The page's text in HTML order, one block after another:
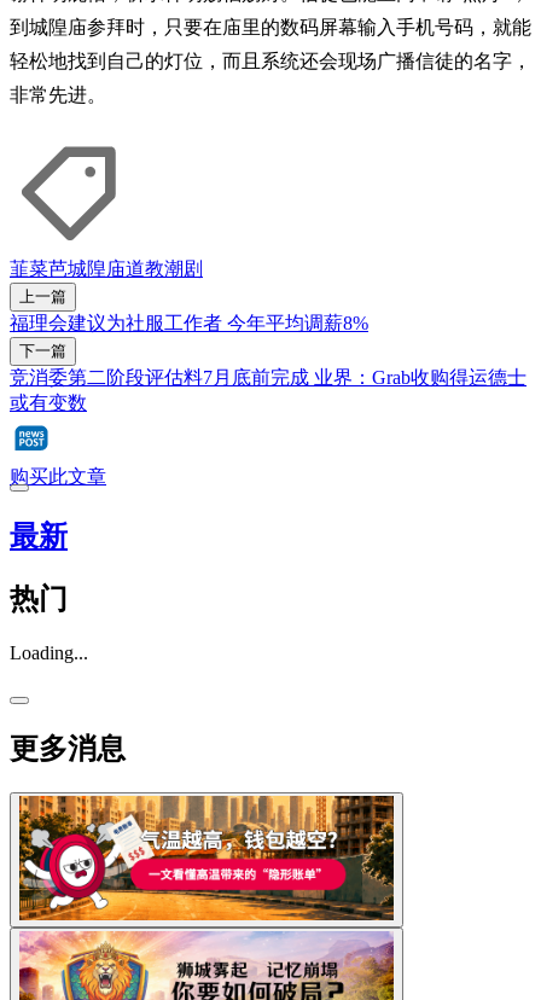
到城隍庙参拜时，只要在庙里的数码屏幕输入手机号码，就能
轻松地找到自己的灯位，而且系统还会现场广播信徒的名字，
非常先进。
韮菜芭城隍庙道教潮剧
上一篇
福理会建议为社服工作者 今年平均调薪8%
下一篇
竞消委第二阶段评估料7月底前完成 业界：Grab收购得运德士
或有变数
购买此文章
最新
热门
Loading...
更多消息